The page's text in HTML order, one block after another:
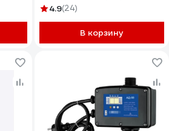
N 40А K5B2A-40
4.9(24)
В корзину